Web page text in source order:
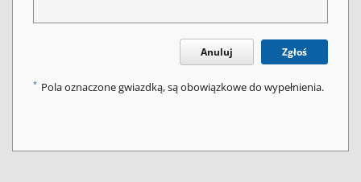
Anuluj Zgłoś
* Pola oznaczone gwiazdką, są obowiązkowe do wypełnienia.